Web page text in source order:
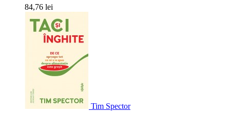
84,76 lei
Tim Spector